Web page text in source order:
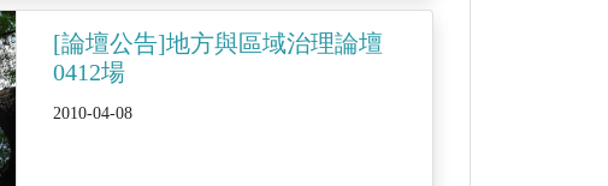
[論壇公告]地方與區域治理論壇
0412場
2010-04-08